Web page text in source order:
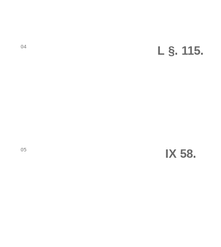
04 L §. 115.
05 IX 58.